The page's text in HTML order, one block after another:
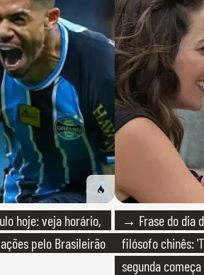
hoje: veja horário,
pelo Brasileirão
→ Frase do dia
filósofo chinês:
segunda